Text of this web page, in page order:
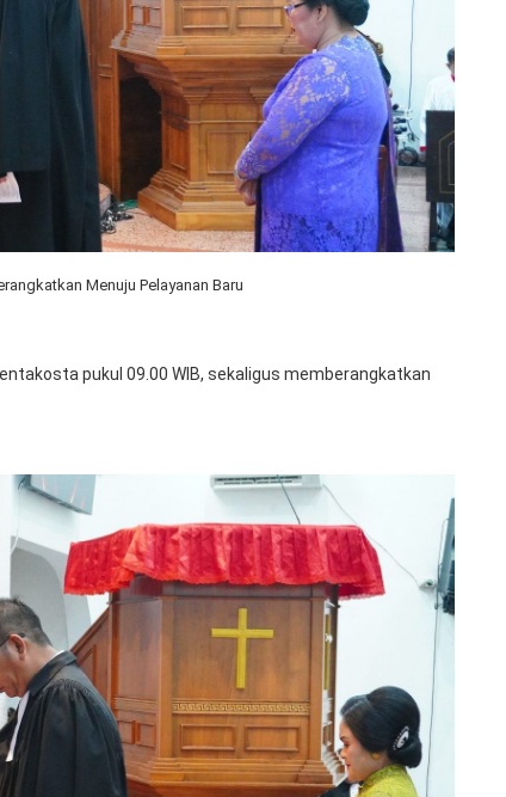
Menuju Pelayanan Baru
pukul 09.00 WIB, sekaligus memberangkatkan